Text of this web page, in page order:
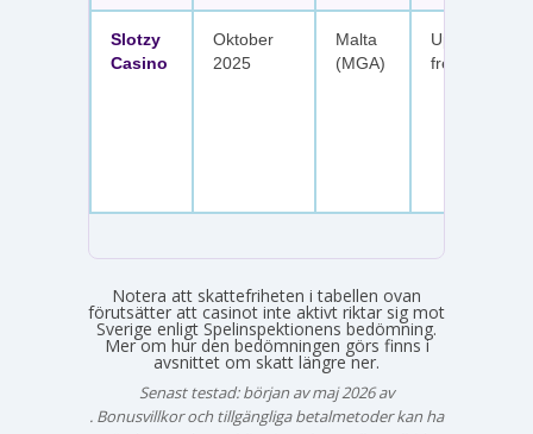
Slotzy
Casino
Oktober
2025
Malta
(MGA)
Upp till 900
free spins
Notera att skattefriheten i tabellen ovan
förutsätter att casinot inte aktivt riktar sig mot
Sverige enligt Spelinspektionens bedömning.
Mer om hur den bedömningen görs finns i
avsnittet om skatt längre ner.
Senast testad: början av maj 2026 av
Emma Svensson
. Bonusvillkor och tillgängliga betalmetoder kan ha